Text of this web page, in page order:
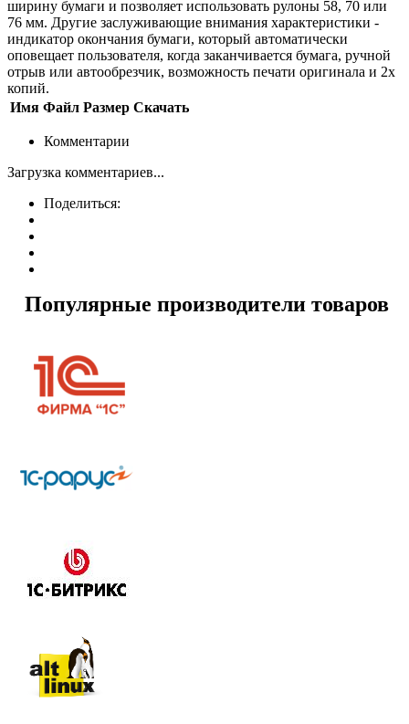
ширину бумаги и позволяет использовать рулоны 58, 70 или
76 мм. Другие заслуживающие внимания характеристики -
индикатор окончания бумаги, который автоматически
оповещает пользователя, когда заканчивается бумага, ручной
отрыв или автообрезчик, возможность печати оригинала и 2х
копий.
Имя Файл Размер Скачать
Комментарии
Загрузка комментариев...
Поделиться:
Популярные производители товаров